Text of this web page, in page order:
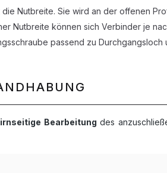
Nutbreite. Sie wird an der offenen
Nutbreite können sich Verbinder je
passend zu Durchgangsloch
Bearbeitung des